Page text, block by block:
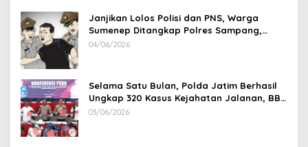
Janjikan Lolos Polisi dan PNS, Warga
Sumenep Ditangkap Polres Sampang,
Korban Rugi Rp 600 juta
04/06/2026
Selama Satu Bulan, Polda Jatim Berhasil
Ungkap 320 Kasus Kejahatan Jalanan, BB
100 Sepeda Motor dan 12 Mobil Diamankan
03/06/2026